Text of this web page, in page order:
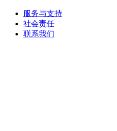
服务与支持
社会责任
联系我们